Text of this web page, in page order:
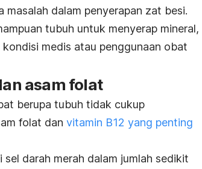
dalam penyerapan zat besi.
tubuh untuk menyerap mineral,
medis atau penggunaan obat
asam folat
berupa tubuh tidak cukup
folat dan vitamin B12 yang penting
darah merah dalam jumlah sedikit